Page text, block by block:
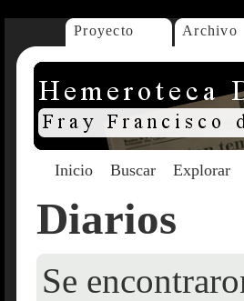
Proyecto Archivo
Inicio Buscar Explorar
Diarios
Se